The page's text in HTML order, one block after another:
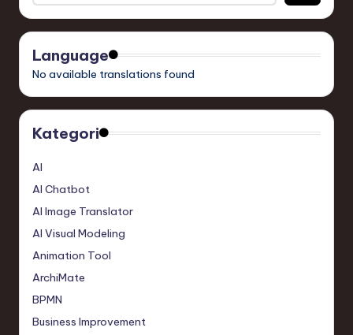
Language
No available translations found
Kategori
AI
AI Chatbot
AI Image Translator
AI Visual Modeling
Animation Tool
ArchiMate
BPMN
Business Improvement